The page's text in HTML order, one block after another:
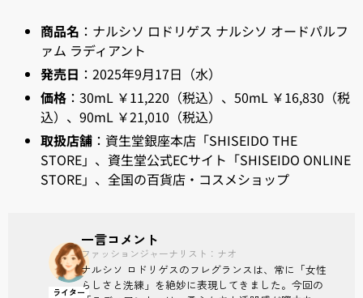
商品名 ：ナルシソ ロドリゲス ナルシソ オードパルフ
ァム ラディアント
発売日 ：2025年9月17日（水）
価格 ：30mL ￥11,220（税込）、50mL ￥16,830（税
込）、90mL ￥21,010（税込）
取扱店舗 ：資生堂銀座本店「SHISEIDO THE
STORE」、資生堂公式ECサイト「SHISEIDO ONLINE
STORE」、全国の百貨店・コスメショップ
ライター
一言コメント
ファッションジャーナリスト：ナオ
ナルシソ ロドリゲスのフレグランスは、常に「女性
らしさと洗練」を絶妙に表現してきました。今回の